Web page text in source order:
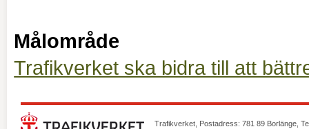
Målområde
Trafikverket ska bidra till att
Trafikverket, Postadress: 781 89 Borlänge,